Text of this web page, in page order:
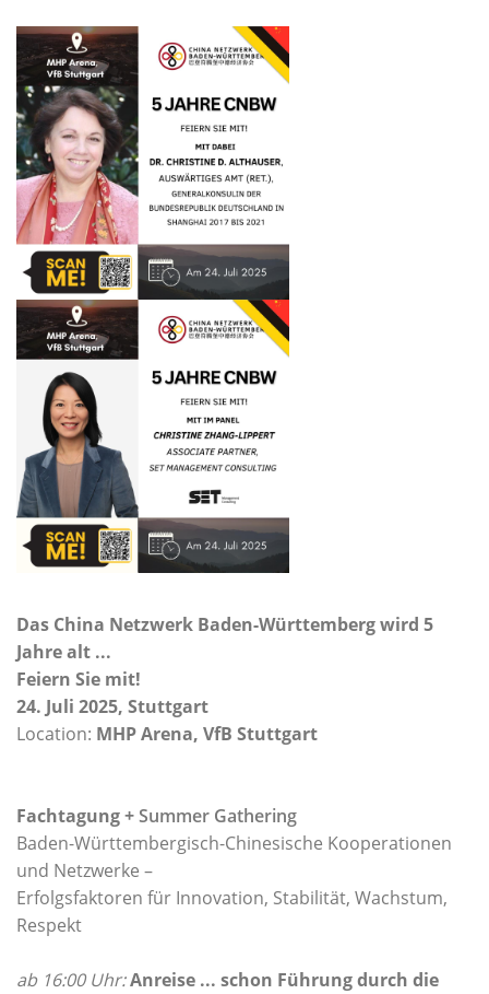
Das China Netzwerk Baden-Württemberg wird 5
Jahre alt ...
Feiern Sie mit!
24. Juli 2025, Stuttgart
Location: MHP Arena, VfB Stuttgart
Fachtagung +Summer Gathering
Baden-Württembergisch-Chinesische Kooperationen
und Netzwerke –
Erfolgsfaktoren für Innovation, Stabilität, Wachstum,
Respekt
ab 16:00 Uhr:Anreise ... schon Führung durch die